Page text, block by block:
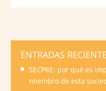
ENTRADAS
SECPRE: por qué es
miembro de esta